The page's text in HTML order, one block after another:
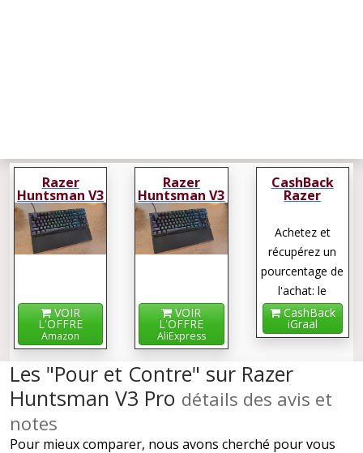
Razer
Huntsman V3
Pro
VOIR
L'OFFRE
Amazon
Razer
Huntsman V3
Pro
VOIR
L'OFFRE
AliExpress
CashBack
Razer
Achetez et
récupérez un
pourcentage de
l'achat: le
cashback !
CashBack
iGraal
Les "Pour et Contre" sur Razer
Huntsman V3 Pro détails des avis et
notes
Pour mieux comparer, nous avons cherché pour vous